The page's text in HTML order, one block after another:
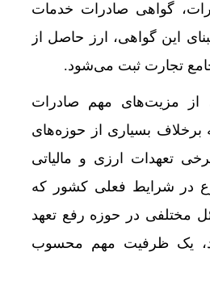
گواهی صادرات خدمات
این گواهی، ارز حاصل از
تجارت ثبت می‌شود.
از مزیت‌های مهم صادرات
بسیاری از حوزه‌های
تعهدات ارزی و مالیاتی
در شرایط فعلی کشور که
مختلفی در حوزه رفع تعهد
یک ظرفیت مهم محسوب